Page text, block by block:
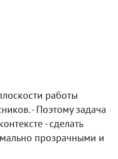
работы
- Поэтому задача
- сделать
прозрачными и